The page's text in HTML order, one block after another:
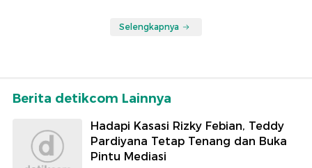
Selengkapnya
Berita detikcom Lainnya
Hadapi Kasasi Rizky Febian, Teddy
Pardiyana Tetap Tenang dan Buka
Pintu Mediasi